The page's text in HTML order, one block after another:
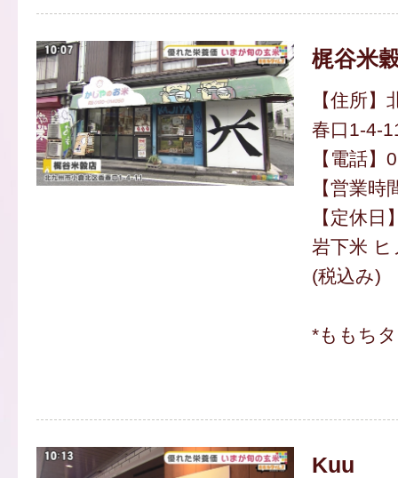
梶谷米
【住所
春口1-4-
【電話
【営業
【定休日
岩下米
(税込み)
*ももち
Kuu